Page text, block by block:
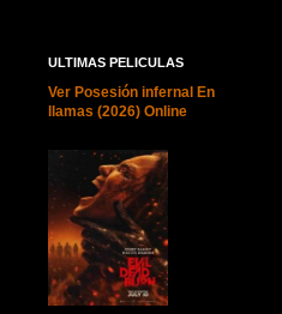
ULTIMAS PELICULAS
Ver Posesión infernal En
llamas (2026) Online